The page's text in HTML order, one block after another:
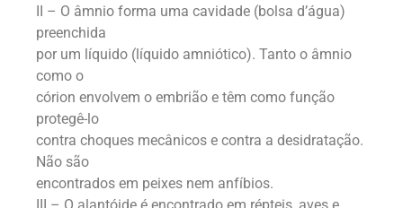
II – O âmnio forma uma cavidade (bolsa d’água)
preenchida
por um líquido (líquido amniótico). Tanto o âmnio
como o
córion envolvem o embrião e têm como função
protegê-lo
contra choques mecânicos e contra a desidratação.
Não são
encontrados em peixes nem anfíbios.